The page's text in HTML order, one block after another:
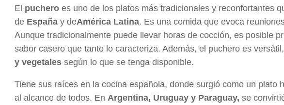
El puchero es uno de los platos más tradicionales y reconfortantes
de España y deAmérica Latina. Es una comida que evoca
Aunque tradicionalmente puede llevar horas de cocción, es posible
sabor casero que tanto lo caracteriza. Además, el puchero es
y vegetales según lo que se tenga disponible.
Tiene sus raíces en la cocina española, donde surgió como un plato
al alcance de todos. En Argentina, Uruguay y Paraguay, se